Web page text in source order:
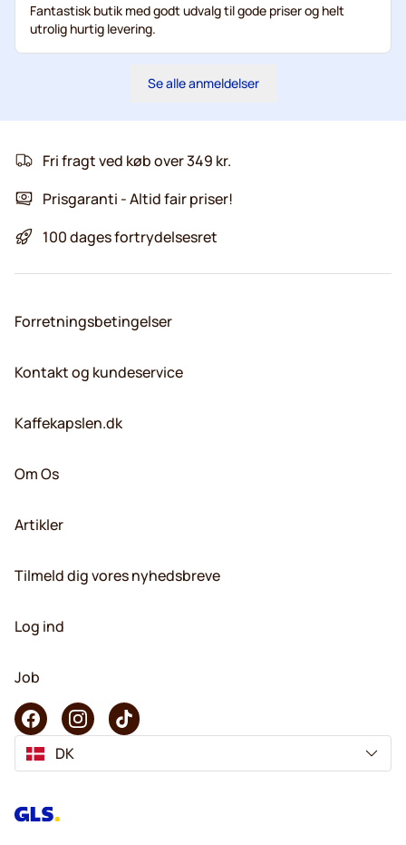
Fantastisk butik med godt udvalg til gode priser og helt
utrolig hurtig levering.
Se alle anmeldelser
Fri fragt ved køb over 349 kr.
Prisgaranti - Altid fair priser!
100 dages fortrydelsesret
Forretningsbetingelser
Kontakt og kundeservice
Kaffekapslen.dk
Om Os
Artikler
Tilmeld dig vores nyhedsbreve
Log ind
Job
DK